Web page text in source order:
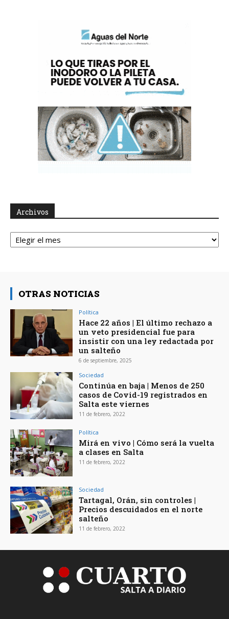
Archivos
Archivos
OTRAS NOTICIAS
Política
Hace 22 años | El último rechazo a
un veto presidencial fue para
insistir con una ley redactada por
un salteño
6 de septiembre, 2025
Sociedad
Continúa en baja | Menos de 250
casos de Covid-19 registrados en
Salta este viernes
11 de febrero, 2022
Política
Mirá en vivo | Cómo será la vuelta
a clases en Salta
11 de febrero, 2022
Sociedad
Tartagal, Orán, sin controles |
Precios descuidados en el norte
salteño
11 de febrero, 2022